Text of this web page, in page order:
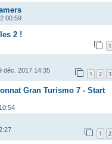
00:59
2 !
1
déc. 2017 14:35 1 2 3
Gran Turismo 7 - Start
1 2